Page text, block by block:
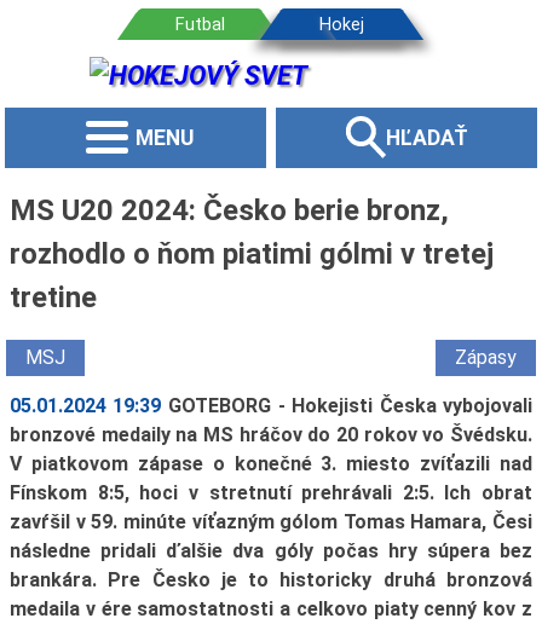
MENU HĽADAŤ
MS U20 2024: Česko berie bronz,
rozhodlo o ňom piatimi gólmi v tretej
tretine
MSJ Zápasy
05.01.2024 19:39 GOTEBORG - Hokejisti Česka vybojovali
bronzové medaily na MS hráčov do 20 rokov vo Švédsku.
V piatkovom zápase o konečné 3. miesto zvíťazili nad
Fínskom 8:5, hoci v stretnutí prehrávali 2:5. Ich obrat
zavŕšil v 59. minúte víťazným gólom Tomas Hamara, Česi
následne pridali ďalšie dva góly počas hry súpera bez
brankára. Pre Česko je to historicky druhá bronzová
medaila v ére samostatnosti a celkovo piaty cenný kov z